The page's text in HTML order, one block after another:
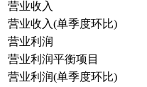
营业收入
营业收入(单季度环比)
营业利润
营业利润平衡项目
营业利润(单季度环比)